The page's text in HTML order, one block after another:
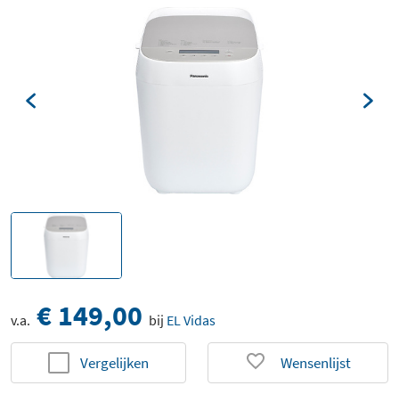
v.a. € 149,00 bij EL Vidas
Vergelijken Wensenlijst